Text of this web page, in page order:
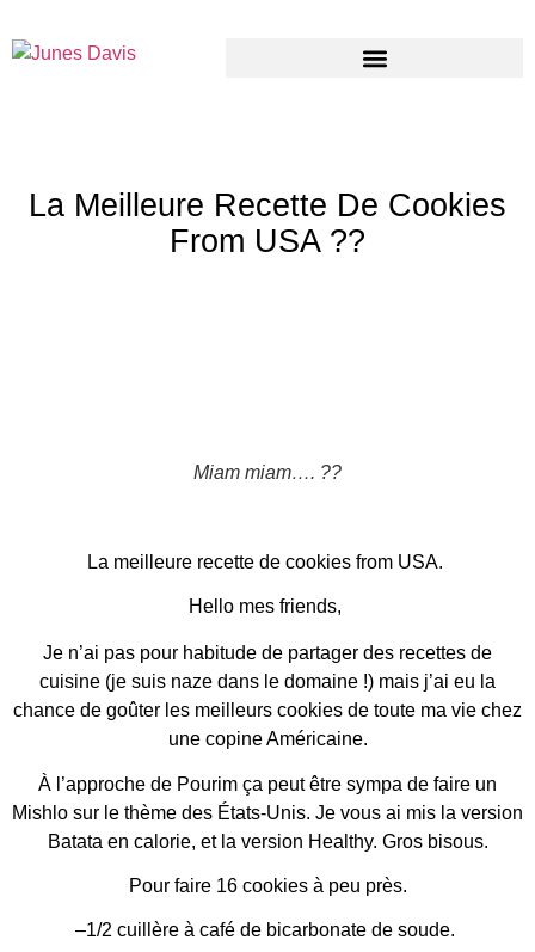
La Meilleure Recette De Cookies
From USA ??
Miam miam…. ??
La meilleure recette de cookies from USA.
Hello mes friends,
Je n’ai pas pour habitude de partager des recettes de
cuisine (je suis naze dans le domaine !) mais j’ai eu la
chance de goûter les meilleurs cookies de toute ma vie chez
une copine Américaine.
À l’approche de Pourim ça peut être sympa de faire un
Mishlo sur le thème des États-Unis. Je vous ai mis la version
Batata en calorie, et la version Healthy. Gros bisous.
Pour faire 16 cookies à peu près.
–1/2 cuillère à café de bicarbonate de soude.